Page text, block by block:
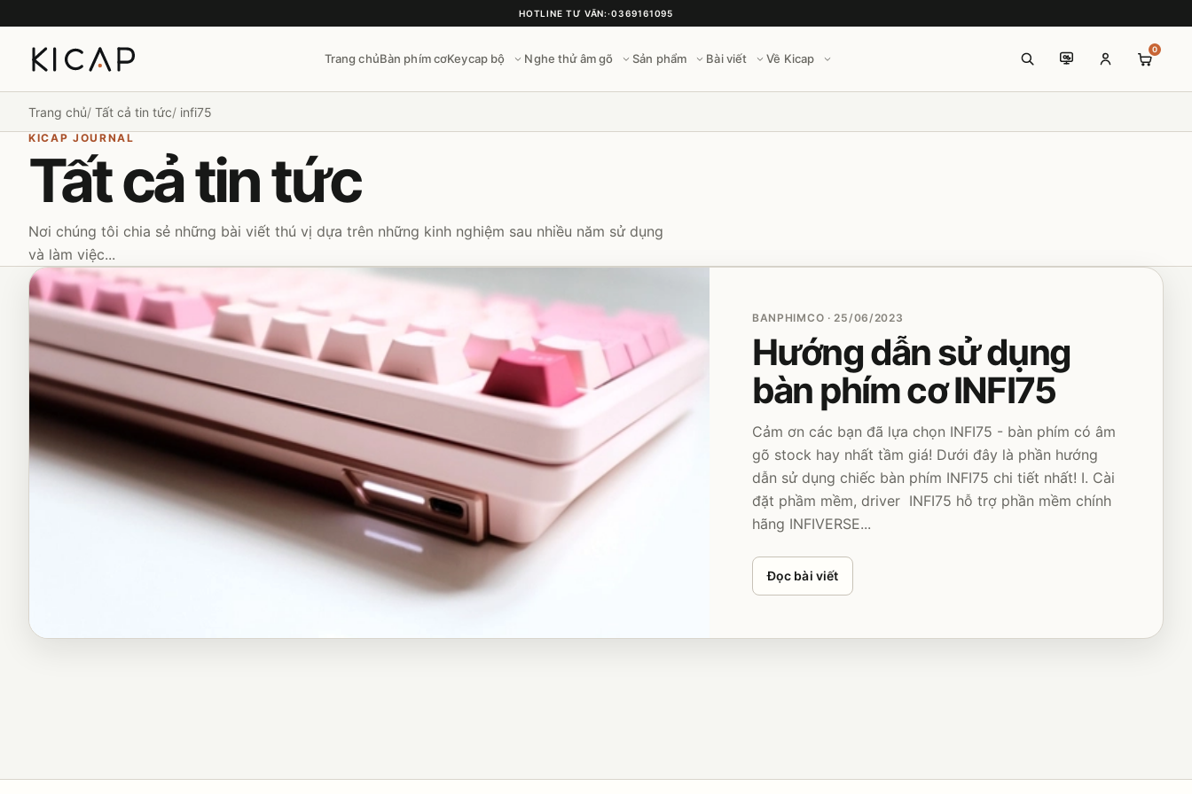
HOTLINE TƯ VẤN:·0369161095
Trang chủBàn phím cơKeycap bộ Nghe thử âm gõ Sản phẩm Bài viết Về Kicap
0
Trang chủ Tất cả tin tức infi75
KICAP JOURNAL
Tất cả tin tức
Nơi chúng tôi chia sẻ những bài viết thú vị dựa trên những kinh nghiệm sau nhiều năm sử dụng
và làm việc...
BANPHIMCO · 25/06/2023
Hướng dẫn sử dụng
bàn phím cơ INFI75
Cảm ơn các bạn đã lựa chọn INFI75 - bàn phím có âm
gõ stock hay nhất tầm giá! Dưới đây là phần hướng
dẫn sử dụng chiếc bàn phím INFI75 chi tiết nhất! I. Cài
đặt phầm mềm, driver INFI75 hỗ trợ phần mềm chính
hãng INFIVERSE...
Đọc bài viết